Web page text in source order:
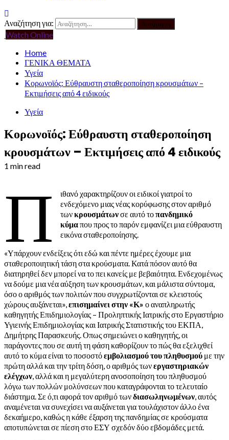
Αναζήτηση για:
Watch Online
Home
ΓΕΝΙΚΑ ΘΕΜΑΤΑ
Υγεία
Κορωνοϊός: Εύθραυστη σταθεροποίηση κρουσμάτων –
Εκτιμήσεις από 4 ειδικούς
Υγεία
Κορωνοϊός: Εύθραυστη σταθεροποίηση
κρουσμάτων – Εκτιμήσεις από 4 ειδικούς
1 min read
Π
ιθανό χαρακτηρίζουν οι ειδικοί γιατροί το
ενδεχόμενο μιας νέας κορύφωσης στον αριθμό
τωνκρουσμάτωνσε αυτό τοπανδημικό
κύμαπου προς το παρόν εμφανίζει μια εύθραυστη
εικόνα σταθεροποίησης.
«Υπάρχουν ενδείξεις ότι εδώ και πέντε ημέρες έχουμε μια
σταθεροποιητική τάση στα κρούσματα. Κατά πόσον αυτό θα
διατηρηθεί δεν μπορεί να το πει κανείς με βεβαιότητα. Ενδεχομένως
να δούμε μια νέα αύξηση των κρουσμάτων, και μάλιστα σύντομα,
όσο ο αριθμός των πολιτών που συγχρωτίζονται σε κλειστούς
χώρους αυξάνεται»,επισημαίνει στην «Κ» ο αναπληρωτής
καθηγητής Επιδημιολογίας – Προληπτικής Ιατρικής στο Εργαστήριο
Υγιεινής Επιδημιολογίας και Ιατρικής Στατιστικής του ΕΚΠΑ,
Δημήτρης Παρασκευής. Οπως σημειώνει ο καθηγητής, οι
παράγοντες που σε αυτή τη φάση καθορίζουν το πώς θα εξελιχθεί
αυτό το κύμα είναι το ποσοστόεμβολιασμού του πληθυσμού με την
πρώτη αλλά και την τρίτη δόση, ο αριθμός τωνεργαστηριακών
ελέγχων, αλλά και η μεγαλύτερη ανοσοποίηση του πληθυσμού
λόγω των πολλών μολύνσεων που καταγράφονται το τελευταίο
διάστημα. Σε ό,τι αφορά τον αριθμό τωνδιασωληνωμένων, αυτός
αναμένεται να συνεχίσει να αυξάνεται για τουλάχιστον άλλο ένα
δεκαήμερο, καθώς η κάθε έξαρση της πανδημίας σε κρούσματα
αποτυπώνεται σε πίεση στο ΕΣΥ σχεδόν δύο εβδομάδες μετά.